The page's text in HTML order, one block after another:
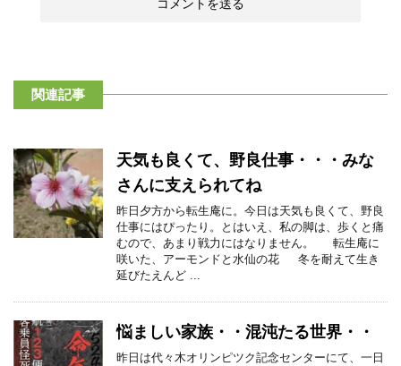
関連記事
天気も良くて、野良仕事・・・みな
さんに支えられてね
昨日夕方から転生庵に。今日は天気も良くて、野良
仕事にはぴったり。とはいえ、私の脚は、歩くと痛
むので、あまり戦力にはなりません。 転生庵に
咲いた、アーモンドと水仙の花 冬を耐えて生き
延びたえんど ...
悩ましい家族・・混沌たる世界・・
昨日は代々木オリンピツク記念センターにて、一日